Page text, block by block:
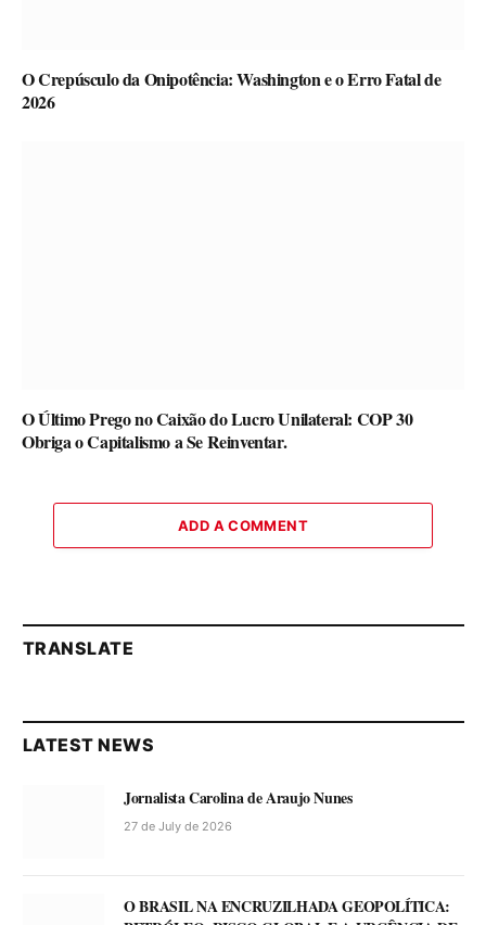
O Crepúsculo da Onipotência: Washington e o Erro Fatal de
2026
O Último Prego no Caixão do Lucro Unilateral: COP 30
Obriga o Capitalismo a Se Reinventar.
ADD A COMMENT
TRANSLATE
LATEST NEWS
Jornalista Carolina de Araujo Nunes
27 de July de 2026
O BRASIL NA ENCRUZILHADA GEOPOLÍTICA: